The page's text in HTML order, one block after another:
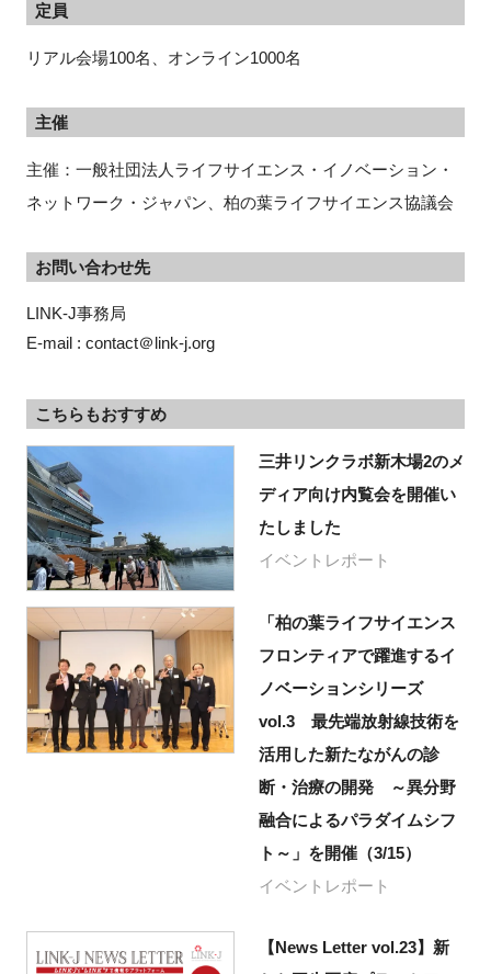
定員
リアル会場100名、オンライン1000名
主催
主催：一般社団法人ライフサイエンス・イノベーション・
ネットワーク・ジャパン、柏の葉ライフサイエンス協議会
お問い合わせ先
LINK-J事務局
E-mail : contact＠link-j.org
こちらもおすすめ
三井リンクラボ新木場2のメ
ディア向け内覧会を開催い
たしました
イベントレポート
「柏の葉ライフサイエンス
フロンティアで躍進するイ
ノベーションシリーズ
vol.3 最先端放射線技術を
活用した新たながんの診
断・治療の開発 ～異分野
融合によるパラダイムシフ
ト～」を開催（3/15）
イベントレポート
【News Letter vol.23】新